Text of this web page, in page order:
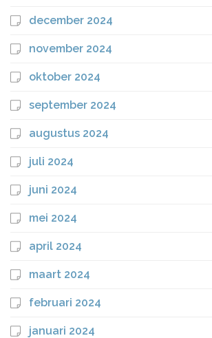
december 2024
november 2024
oktober 2024
september 2024
augustus 2024
juli 2024
juni 2024
mei 2024
april 2024
maart 2024
februari 2024
januari 2024